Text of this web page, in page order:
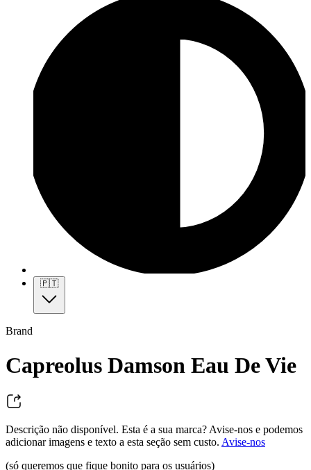
🇵🇹
Brand
Capreolus Damson Eau De Vie
Descrição não disponível. Esta é a sua marca? Avise-nos e podemos
adicionar imagens e texto a esta seção sem custo. Avise-nos
(só queremos que fique bonito para os usuários)